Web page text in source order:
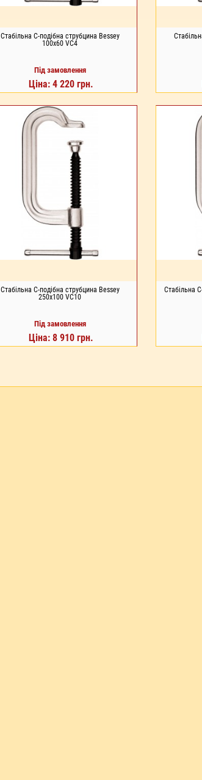
Стабільна С-подібна струбцина Bessey
100x60 VC4
Під замовлення
Ціна: 4 220 грн.
ПІД ЗАМОВЛЕННЯ ПІД
Стабільна С-подібна струбцина Bessey
250x100 VC10
Під замовлення
Ціна: 8 910 грн.
Стабільна